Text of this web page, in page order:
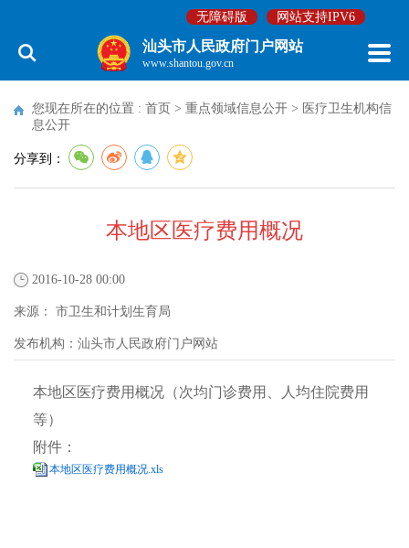
无障碍版 网站支持IPV6
汕头市人民政府门户网站
www.shantou.gov.cn
您现在所在的位置 : 首页 > 重点领域信息公开 > 医疗卫生机构信
息公开
分享到：
本地区医疗费用概况
2016-10-28 00:00
来源： 市卫生和计划生育局
发布机构： 汕头市人民政府门户网站
本地区医疗费用概况（次均门诊费用、人均住院费用
等）
附件：
本地区医疗费用概况.xls